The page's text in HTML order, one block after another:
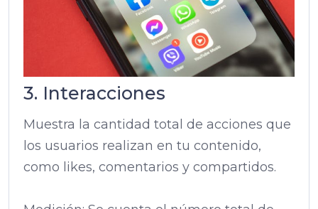
3. Interacciones
Muestra la cantidad total de acciones que
los usuarios realizan en tu contenido,
como likes, comentarios y compartidos.